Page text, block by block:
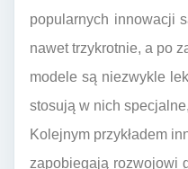
popularnych innowacji
nawet trzykrotnie, a po
modele są niezwykle
stosują w nich
Kolejnym przykładem
zapobiegają rozwojowi